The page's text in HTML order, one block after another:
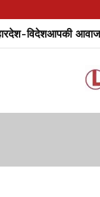
देश-विदेशआपकी आवाज